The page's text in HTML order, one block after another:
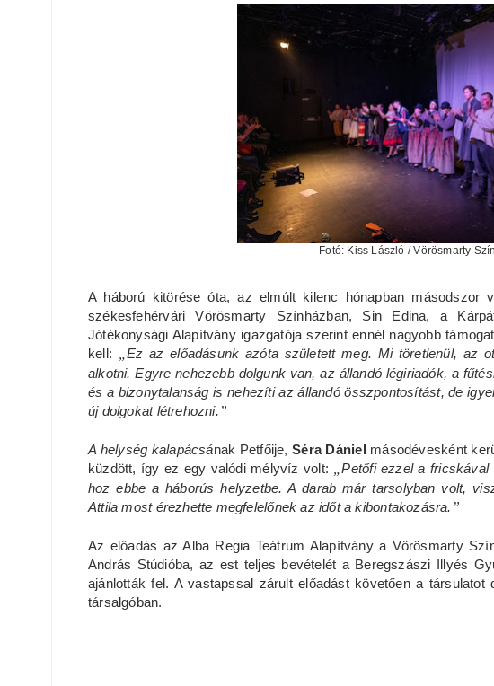
Fotó: Kiss László / Vörösmarty
A háború kitörése óta, az elmúlt kilenc hónapban másodszor
székesfehérvári Vörösmarty Színházban, Sin Edina, a
Jótékonysági Alapítvány igazgatója szerint ennél nagyobb
kell:
Ez az előadásunk azóta született meg. Mi töretlenül, az
alkotni. Egyre nehezebb dolgunk van, az állandó légiriadók, a
és a bizonytalanság is nehezíti az állandó összpontosítást, de
új dolgokat létrehozni.”
A helység kalapácsának Petfőije,Séra Dániel másodévesként
küzdött, így ez egy valódi mélyvíz volt:
„Petőfi ezzel a
hoz ebbe a háborús helyzetbe. A darab már tarsolyban volt,
Attila most érezhette megfelelőnek az időt a kibontakozásra. ”
Az előadás az Alba Regia Teátrum Alapítvány a Vörösmarty
András Stúdióba, az est teljes bevételét a Beregszászi Illyés
ajánlották fel. A vastapssal zárult előadást követően a
társalgóban.